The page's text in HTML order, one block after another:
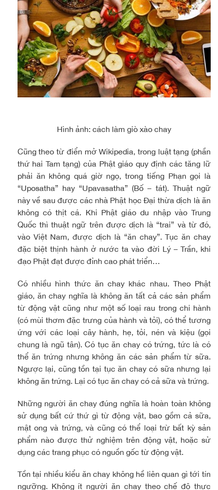
Hình ảnh: cách làm giò xào chay
Cũng theo từ điển mở Wikipedia, trong luật tạng (phần
thứ hai Tam tạng) của Phật giáo quy định các tăng lữ
phải ăn không quá giờ ngọ, trong tiếng Phạn gọi là
“Uposatha” hay “Upavasatha” (Bố – tát). Thuật ngữ
này về sau được các nhà Phật học Đại thừa dịch là ăn
không có thịt cá. Khi Phật giáo du nhập vào Trung
Quốc thì thuật ngữ trên được dịch là “trai” và từ đó,
vào Việt Nam, được dịch là “ăn chay”. Tục ăn chay
đặc biệt thịnh hành ở nước ta vào đời Lý – Trần, khi
đạo Phật đạt được đỉnh cao phát triển…
Có nhiều hình thức ăn chay khác nhau. Theo Phật
giáo, ăn chay nghĩa là không ăn tất cả các sản phẩm
từ động vật cũng như một số loại rau trong chi hành
(có mùi thơm đặc trưng của hành và tỏi), có thể tương
ứng với các loại cây hành, hẹ, tỏi, nén và kiệu (gọi
chung là ngũ tân). Có tục ăn chay có trứng, tức là có
thể ăn trứng nhưng không ăn các sản phẩm từ sữa.
Ngược lại, cũng tồn tại tục ăn chay có sữa nhưng lại
không ăn trứng. Lại có tục ăn chay có cả sữa và trứng.
Những người ăn chay đúng nghĩa là hoàn toàn không
sử dụng bất cứ thứ gì từ động vật, bao gồm cả sữa,
mật ong và trứng, và cũng có thể loại trừ bất kỳ sản
phẩm nào được thử nghiệm trên động vật, hoặc sử
dụng các trang phục có nguồn gốc từ động vật.
Tồn tại nhiều kiểu ăn chay không hề liên quan gì tới tín
ngưỡng. Không ít người ăn chay theo chế độ thực